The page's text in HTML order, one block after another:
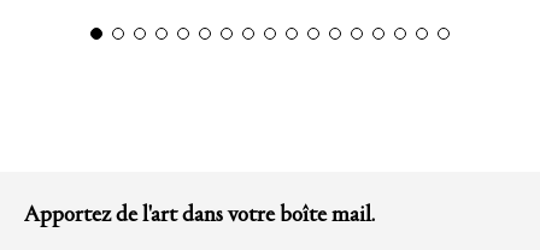
Apportez de l'art dans votre boîte mail.